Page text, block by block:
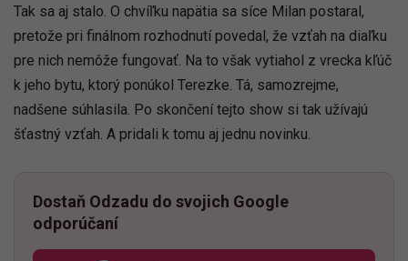
Tak sa aj stalo. O chvíľku napätia sa síce Milan postaral,
pretože pri finálnom rozhodnutí povedal, že vzťah na diaľku
pre nich nemôže fungovať. Na to však vytiahol z vrecka kľúč
k jeho bytu, ktorý ponúkol Terezke. Tá, samozrejme,
nadšene súhlasila. Po skončení tejto show si tak užívajú
šťastný vzťah. A pridali k tomu aj jednu novinku.
Dostaň Odzadu do svojich Google
odporúčaní